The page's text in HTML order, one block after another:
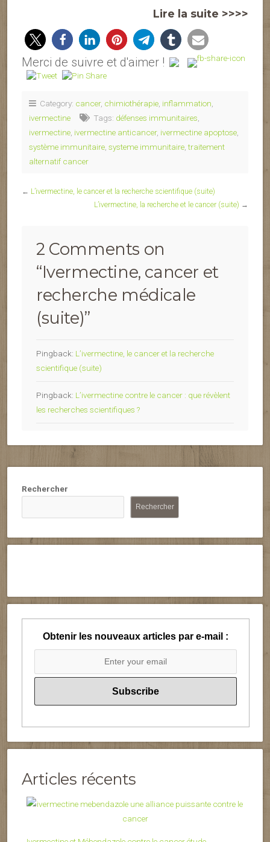
Lire la suite >>>>
Merci de suivre et d'aimer !
Category: cancer, chimiothérapie, inflammation,
ivermectine
Tags: défenses immunitaires,
ivermectine, ivermectine anticancer, ivermectine apoptose,
système immunitaire, systeme immunitaire,traitement
alternatif cancer
← L’ivermectine, le cancer et la recherche scientifique (suite)
L’ivermectine, la recherche et le cancer (suite) →
2 Comments on
“Ivermectine, cancer et
recherche médicale
(suite)”
Pingback: L’ivermectine, le cancer et la recherche
scientifique (suite)
Pingback: L’ivermectine contre le cancer : que révèlent
les recherches scientifiques ?
Rechercher
Rechercher
Obtenir les nouveaux articles par e-mail :
Articles récents